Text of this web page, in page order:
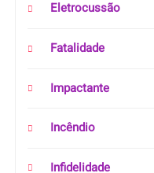
Eletrocussão
Fatalidade
Impactante
Incêndio
Infidelidade